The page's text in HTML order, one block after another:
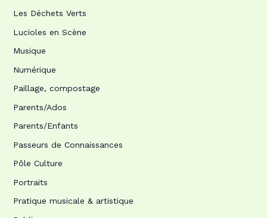
Les Déchets Verts
Lucioles en Scène
Musique
Numérique
Paillage, compostage
Parents/Ados
Parents/Enfants
Passeurs de Connaissances
Pôle Culture
Portraits
Pratique musicale & artistique